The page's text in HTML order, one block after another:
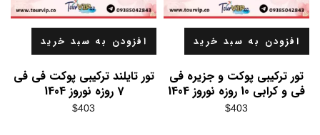
افزودن به سبد خرید
تور ترکیبی پوکت و جزیره فی
فی و کرابی 10 روزه نوروز 1404
$403
افزودن به سبد خرید
تور تایلند ترکیبی پوکت فی فی
7 روزه نوروز 1404
$403